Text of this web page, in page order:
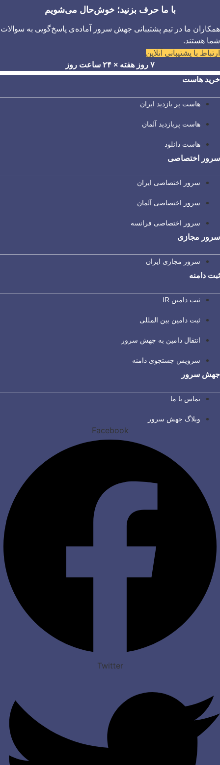
با ما حرف بزنید؛ خوش‌حال می‌شویم
همکاران ما در تیم پشتیبانی جهش سرور آماده‌ی پاسخ‌گویی به سوالات
شما هستند.
ارتباط با پشتیبانی آنلاین
۷ روز هفته × ۲۴ ساعت روز
خرید هاست
هاست پر بازدید ایران
هاست پربازدید آلمان
هاست دانلود
سرور اختصاصی
سرور اختصاصی ایران
سرور اختصاصی آلمان
سرور اختصاصی فرانسه
سرور مجازی
سرور مجازی ایران
ثبت دامنه
ثبت دامین IR
ثبت دامین بین المللی
انتقال دامین به جهش سرور
سرویس جستجوی دامنه
جهش سرور
تماس با ما
وبلاگ جهش سرور
Facebook
Twitter